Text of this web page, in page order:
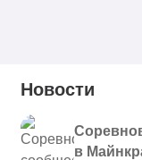
Новости
в